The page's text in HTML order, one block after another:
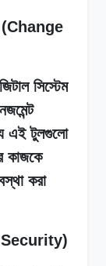
(Change
সিস্টেম
এই টুলগুলো
কাজকে
করা
Security)